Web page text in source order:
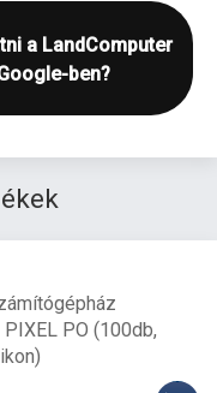
a LandComputer
ben?
PO (100db,